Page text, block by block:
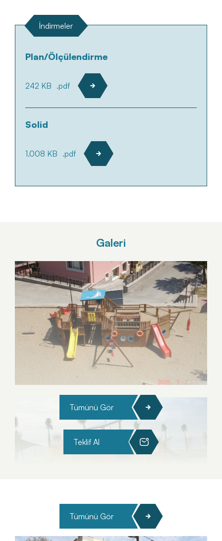
İndirmeler
Plan/Ölçülendirme
242 KB .pdf
Solid
1.008 KB .pdf
Galeri
Tümünü Gör
Teklif Al
Tümünü Gör